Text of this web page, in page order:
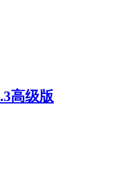
高级版